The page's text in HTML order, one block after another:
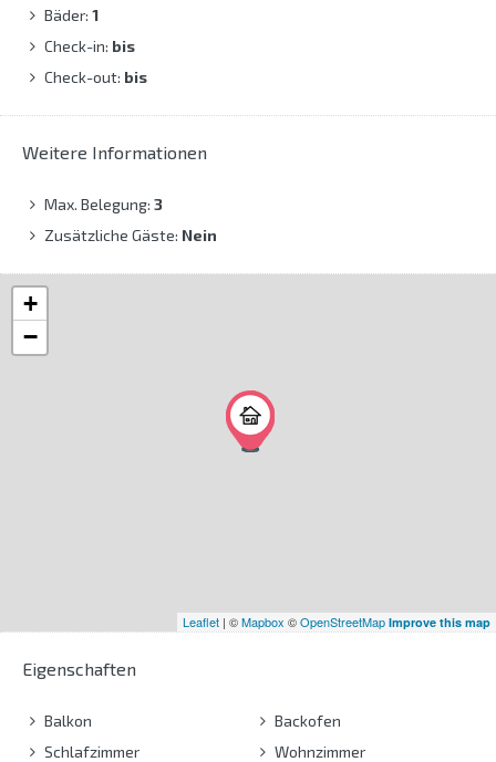
Bäder: 1
Check-in: bis
Check-out: bis
Weitere Informationen
Max. Belegung: 3
Zusätzliche Gäste: Nein
+
−
Leaflet | ©Mapbox ©OpenStreetMap Improve this map
Eigenschaften
Balkon
Schlafzimmer
Backofen
Wohnzimmer